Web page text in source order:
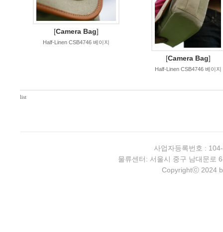
[Camera Bag]
Half-Linen CSB4746 베이지
[Camera Bag]
Half-Linen CSB4746 베이지
list
사업자등록번호 :
물류센터: 서울시 중구 남대문로
Copyrightⓒ 2024